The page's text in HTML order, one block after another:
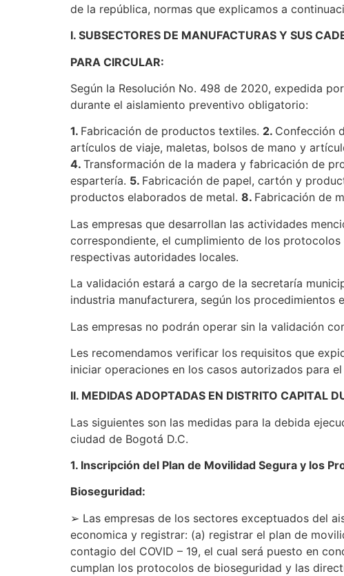
de la república, normas que explicamos a
I. SUBSECTORES DE MANUFACTURAS Y SUS
PARA CIRCULAR:
Según la Resolución No. 498 de 2020, expedida
durante el aislamiento preventivo obligatorio:
1. Fabricación de productos textiles. 2. Confección
artículos de viaje, maletas, bolsos de mano y
4. Transformación de la madera y fabricación de
espartería. 5. Fabricación de papel, cartón y
productos elaborados de metal. 8. Fabricación de
Las empresas que desarrollan las actividades
correspondiente, el cumplimiento de los
respectivas autoridades locales.
La validación estará a cargo de la secretaría
industria manufacturera, según los
Las empresas no podrán operar sin la validación
Les recomendamos verificar los requisitos que
iniciar operaciones en los casos autorizados para
II. MEDIDAS ADOPTADAS EN DISTRITO CAPITAL
Las siguientes son las medidas para la debida
ciudad de Bogotá D.C.
1. Inscripción del Plan de Movilidad Segura y los
Bioseguridad:
➢ Las empresas de los sectores exceptuados del
economica y registrar: (a) registrar el plan de
contagio del COVID – 19, el cual será puesto en
cumplan los protocolos de bioseguridad y las